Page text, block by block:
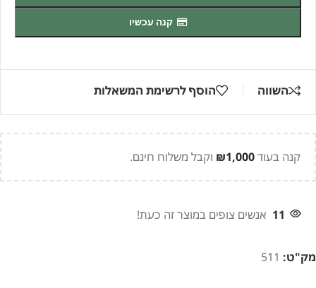
קנה עכשיו
השווה הוסף לרשימת המשאלות
קנה בעוד ₪1,000 וקבל משלוח חינם.
11 אנשים צופים במוצר זה כעת!
מק"ט: 511